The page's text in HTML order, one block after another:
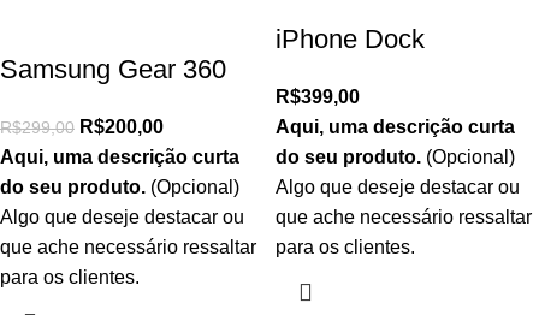
Samsung Gear 360
R$299,00 R$200,00
Aqui, uma descrição curta
do seu produto. (Opcional)
Algo que deseje destacar ou
que ache necessário ressaltar
para os clientes.
iPhone Dock
R$399,00
Aqui, uma descrição curta
do seu produto. (Opcional)
Algo que deseje destacar ou
que ache necessário ressaltar
para os clientes.